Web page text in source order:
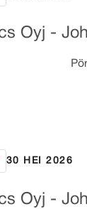
Oyj -
30 HEI 2026
Oyj -